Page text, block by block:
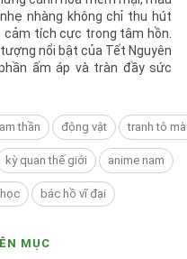
nhàng không chỉ thu hút
cảm tích cực trong tâm hồn.
nổi bật của Tết Nguyên
ấm áp và tràn đầy sức
thần động vật tranh tô
kỳ quan thế giới anime nam
bác hồ vĩ đại
MỤC